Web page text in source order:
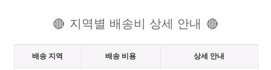
🔴 지역별 배송비 상세 안내 🔴
배송 지역 배송 비용 상세 안내